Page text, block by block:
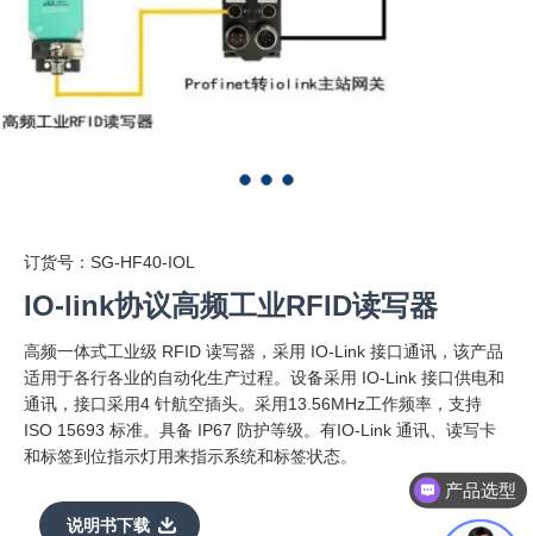
订货号：SG-HF40-IOL
IO-link协议高频工业RFID读写器
高频一体式工业级 RFID 读写器，采用 IO-Link 接口通讯，该产品
适用于各行各业的自动化生产过程。设备采用 IO-Link 接口供电和
通讯，接口采用4 针航空插头。采用13.56MHz工作频率，支持
ISO 15693 标准。具备 IP67 防护等级。有IO-Link 通讯、读写卡
和标签到位指示灯用来指示系统和标签状态。
说明书下载
产品选型